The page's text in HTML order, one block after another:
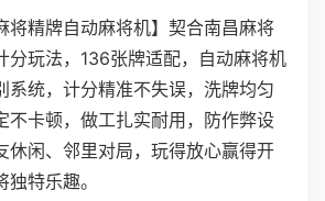
将精牌自动麻将机】契合南昌麻将
分玩法，136张牌适配，自动麻将机
系统，计分精准不失误，洗牌均匀
不卡顿，做工扎实耐用，防作弊设
休闲、邻里对局，玩得放心赢得开
特乐趣。